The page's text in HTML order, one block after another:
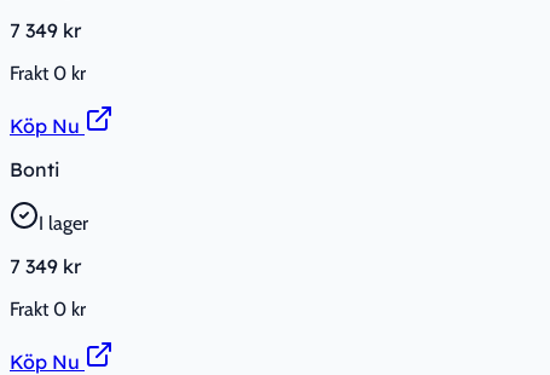
7 349 kr
Frakt0 kr
Köp Nu
Bonti
I lager
7 349 kr
Frakt0 kr
Köp Nu